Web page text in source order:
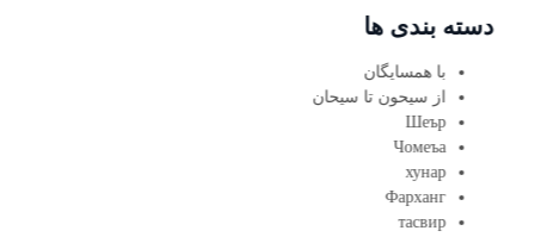
دسته بندی ها
با همسایگان
از سیحون تا سیحان
Шеър
Чомеъа
хунар
Фарханг
тасвир